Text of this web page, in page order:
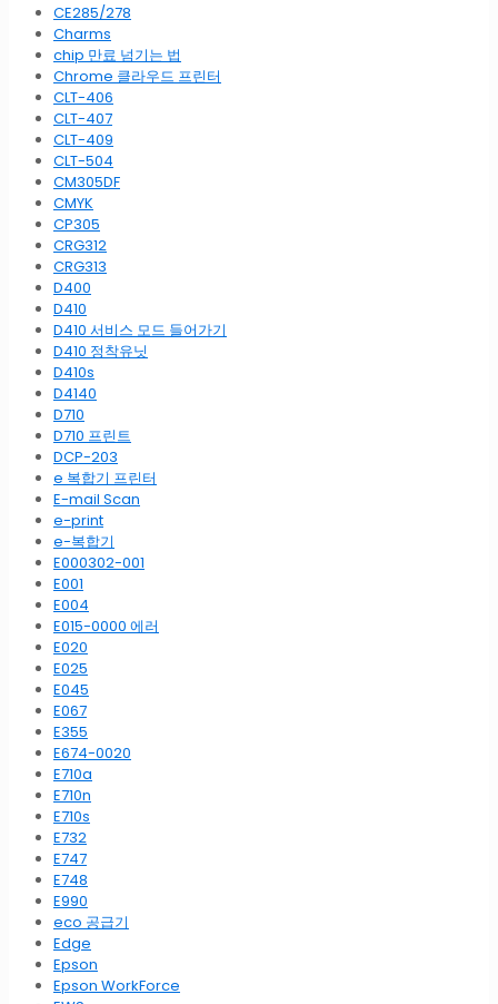
CE285/278
Charms
chip 만료 넘기는 법
Chrome 클라우드 프린터
CLT-406
CLT-407
CLT-409
CLT-504
CM305DF
CMYK
CP305
CRG312
CRG313
D400
D410
D410 서비스 모드 들어가기
D410 정착유닛
D410s
D4140
D710
D710 프린트
DCP-203
e 복합기 프린터
E-mail Scan
e-print
e-복합기
E000302-001
E001
E004
E015-0000 에러
E020
E025
E045
E067
E355
E674-0020
E710a
E710n
E710s
E732
E747
E748
E990
eco 공급기
Edge
Epson
Epson WorkForce